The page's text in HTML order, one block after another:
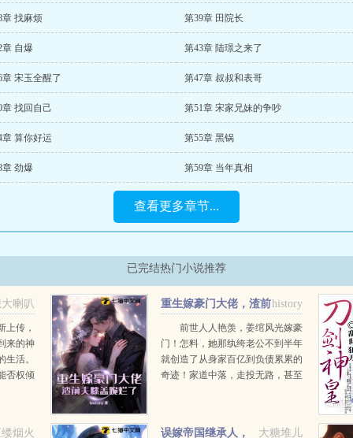
章 找麻烦 第39章 田院长
章 自爆 第43章 陆璟之来了
章 宋玉全醒了 第47章 叔叔和表哥
章 找回自己 第51章 宋家兄妹的争吵
章 算你好运 第55章 黑锅
章 劲爆 第59章 当年真相
查看更多章节...
已完结热门小说推荐
喇叭
上传，
来的神
生活。
否权倾
history
重生嫁豪门大佬，渣前
夫膝盖跪烂了
前世人人艳羡，姜绾风光嫁豪
门！怎料，她那纨绔老公不到半年
就创造了从身家百亿到负债累累的
奇迹！家道中落，走投无路，甚至
烟火 大糖堆儿
误嫁帝国继承人，